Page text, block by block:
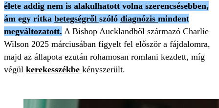
élete addig nem is alakulhatott volna szerencsésebben,
ám egy ritka betegségről szóló diagnózis mindent
megváltozatott. A Bishop Aucklandből származó Charlie
Wilson 2025 márciusában figyelt fel először a fájdalomra,
majd az állapota ezután rohamosan romlani kezdett, míg
végül kerekesszékbe kényszerült.